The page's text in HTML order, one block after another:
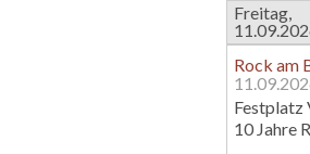
Freitag,
Rock am
Festplatz
10 Jahre